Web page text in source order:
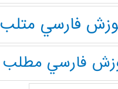
فارسي متلب
فارسي مطلب